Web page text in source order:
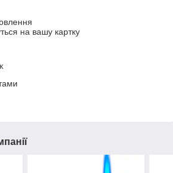
на вашу картку